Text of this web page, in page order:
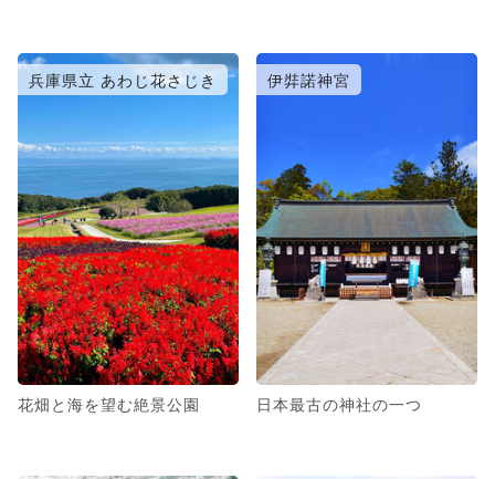
兵庫県立 あわじ花さじき
花畑と海を望む絶景公園
伊弉諾神宮
日本最古の神社の一つ